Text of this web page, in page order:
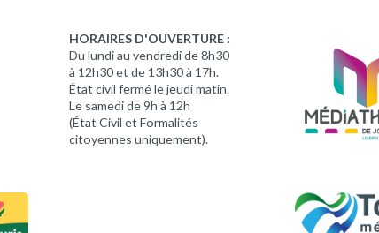
HORAIRES D'OUVERTURE :
Du lundi au vendredi de 8h30
à 12h30 et de 13h30 à 17h.
État civil fermé le jeudi matin.
Le samedi de 9h à 12h
(État Civil et Formalités
citoyennes uniquement).